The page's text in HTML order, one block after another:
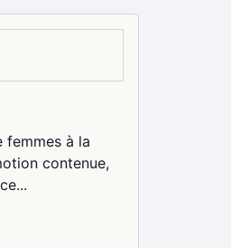
femmes à la
contenue,